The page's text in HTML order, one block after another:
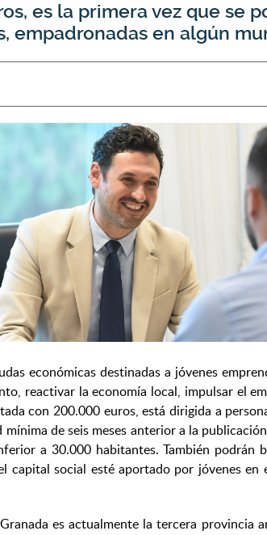
es la primera vez que se
empadronadas en algún
económicas destinadas a jóvenes
reactivar la economía local, impulsar el
con 200.000 euros, está dirigida a
de seis meses anterior a la
a 30.000 habitantes. También podrán
capital social esté aportado por jóvenes
es actualmente la tercera provincia